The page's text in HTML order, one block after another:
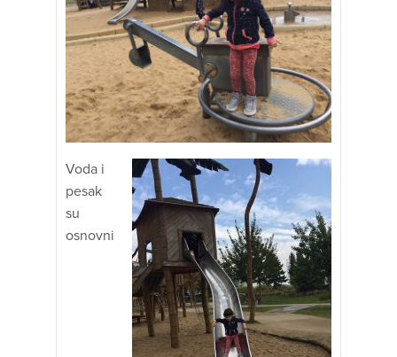
Voda i
pesak
su
osnovni